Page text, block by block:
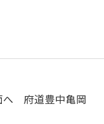
へ 府道豊中亀岡